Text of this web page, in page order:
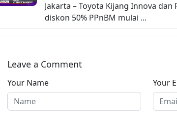
Jakarta – Toyota Kijang Innova
diskon 50% PPnBM mulai ...
Leave a Comment
Your Name Your